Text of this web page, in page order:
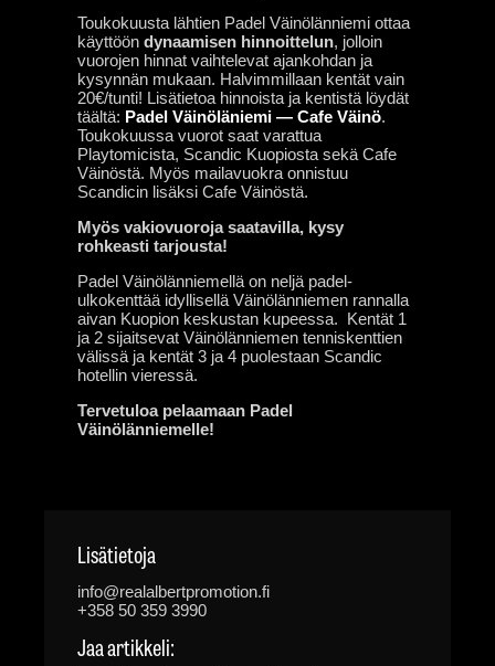
Toukokuusta lähtien Padel Väinölänniemi ottaa
käyttöön dynaamisen hinnoittelun, jolloin
vuorojen hinnat vaihtelevat ajankohdan ja
kysynnän mukaan. Halvimmillaan kentät vain
20€/tunti! Lisätietoa hinnoista ja kentistä löydät
täältä: Padel Väinöläniemi — Cafe Väinö.
Toukokuussa vuorot saat varattua
Playtomicista, Scandic Kuopiosta sekä Cafe
Väinöstä. Myös mailavuokra onnistuu
Scandicin lisäksi Cafe Väinöstä.
Myös vakiovuoroja saatavilla, kysy
rohkeasti tarjousta!
Padel Väinölänniemellä on neljä padel-
ulkokenttää idyllisellä Väinölänniemen rannalla
aivan Kuopion keskustan kupeessa. Kentät 1
ja 2 sijaitsevat Väinölänniemen tenniskenttien
välissä ja kentät 3 ja 4 puolestaan Scandic
hotellin vieressä.
Tervetuloa pelaamaan Padel
Väinölänniemelle!
Lisätietoja
info@realalbertpromotion.fi
+358 50 359 3990
Jaa artikkeli: